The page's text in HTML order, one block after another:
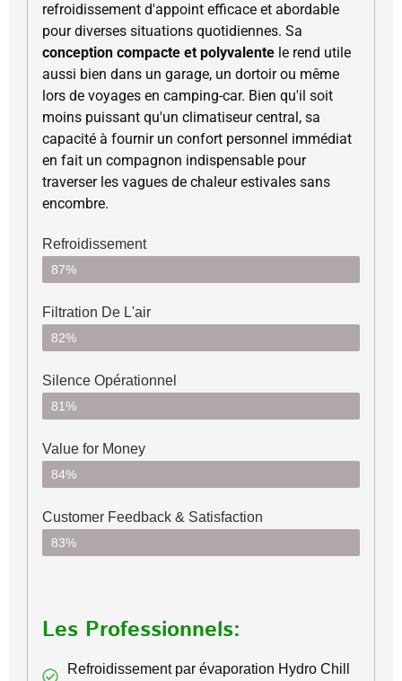
refroidissement d'appoint efficace et abordable
pour diverses situations quotidiennes. Sa
conception compacte et polyvalente le rend utile
aussi bien dans un garage, un dortoir ou même
lors de voyages en camping-car. Bien qu'il soit
moins puissant qu'un climatiseur central, sa
capacité à fournir un confort personnel immédiat
en fait un compagnon indispensable pour
traverser les vagues de chaleur estivales sans
encombre.
Refroidissement
87%
Filtration De L'air
82%
Silence Opérationnel
81%
Value for Money
84%
Customer Feedback & Satisfaction​
83%
Les Professionnels:
Refroidissement par évaporation Hydro Chill